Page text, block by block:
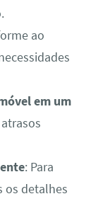
ao
em um
: Para
os detalhes